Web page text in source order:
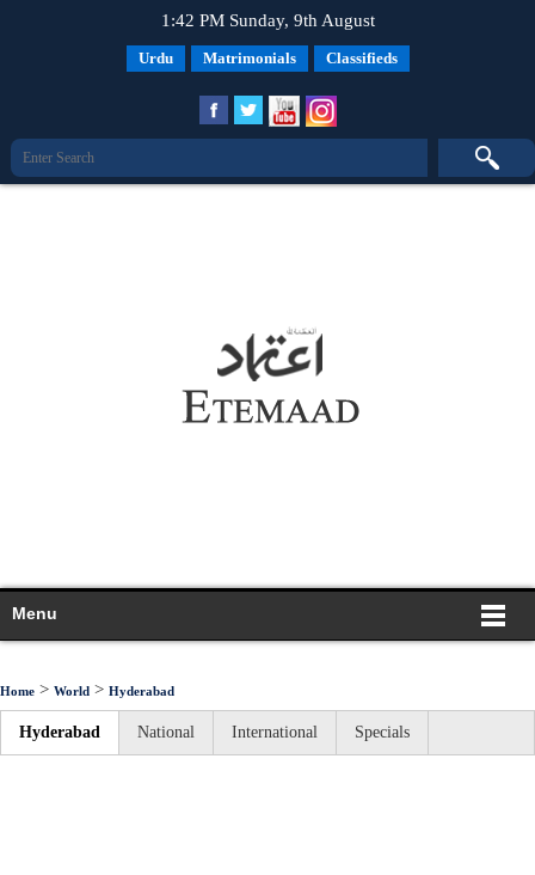
1:42 PM Sunday, 9th August
Urdu Matrimonials Classifieds
Menu
Home > World > Hyderabad
Hyderabad National International Specials